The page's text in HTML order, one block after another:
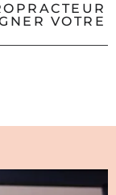
VOTRE